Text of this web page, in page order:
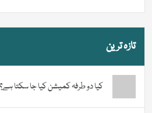
تازہ ترین
کیا دو طرفہ کمیشن کیا جا سکتا ہے؟